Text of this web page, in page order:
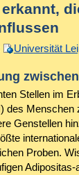
Universität
Stellen im
des Menschen
Genstellen
Proben.